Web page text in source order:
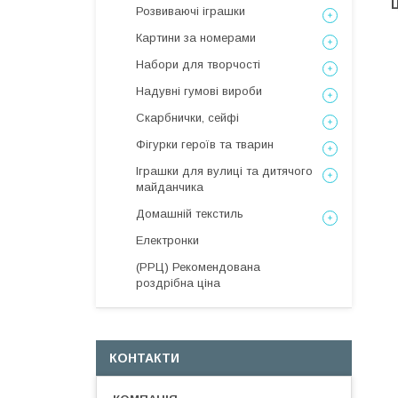
Розвиваючі іграшки
Картини за номерами
Набори для творчості
Надувні гумові вироби
Скарбнички, сейфі
Фігурки героїв та тварин
Іграшки для вулиці та дитячого
майданчика
Домашній текстиль
Електронки
(РРЦ) Рекомендована
роздрібна ціна
КОНТАКТИ